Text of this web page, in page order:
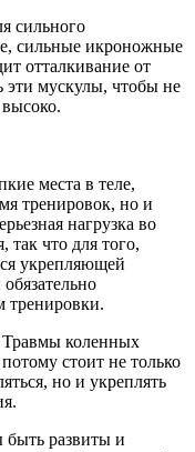
сильного
сильные икроножные
отталкивание от
эти мускулы, чтобы не
места в теле,
тренировок, но и
нагрузка во
так что для того,
укрепляющей
тренировки.
Травмы коленных
стоит не только
но и укреплять
развиты и